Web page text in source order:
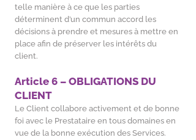
telle manière à ce que les parties
déterminent d’un commun accord les
décisions à prendre et mesures à mettre en
place afin de préserver les intérêts du
client.
Article 6 – OBLIGATIONS DU
CLIENT
Le Client collabore activement et de bonne
foi avec le Prestataire en tous domaines en
vue de la bonne exécution des Services.